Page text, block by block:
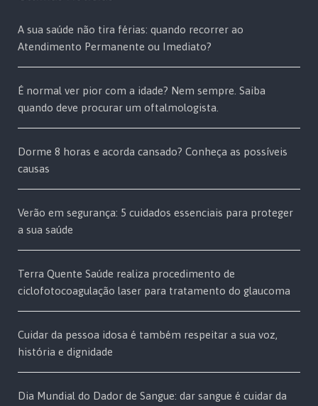
A sua saúde não tira férias: quando recorrer ao
Atendimento Permanente ou Imediato?
É normal ver pior com a idade? Nem sempre. Saiba
quando deve procurar um oftalmologista.
Dorme 8 horas e acorda cansado? Conheça as possíveis
causas
Verão em segurança: 5 cuidados essenciais para proteger
a sua saúde
Terra Quente Saúde realiza procedimento de
ciclofotocoagulação laser para tratamento do glaucoma
Cuidar da pessoa idosa é também respeitar a sua voz,
história e dignidade
Dia Mundial do Dador de Sangue: dar sangue é cuidar da